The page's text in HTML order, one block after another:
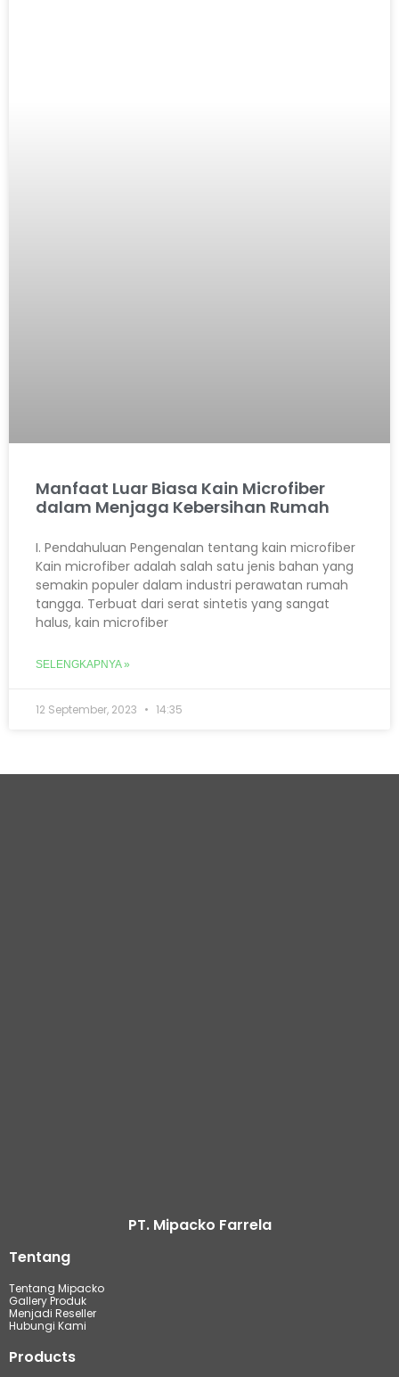
Manfaat Luar Biasa Kain Microfiber
dalam Menjaga Kebersihan Rumah
I. Pendahuluan Pengenalan tentang kain microfiber
Kain microfiber adalah salah satu jenis bahan yang
semakin populer dalam industri perawatan rumah
tangga. Terbuat dari serat sintetis yang sangat
halus, kain microfiber
SELENGKAPNYA »
12 September, 2023 14:35
PT. Mipacko Farrela
Tentang
Tentang Mipacko
Gallery Produk
Menjadi Reseller
Hubungi Kami
Products